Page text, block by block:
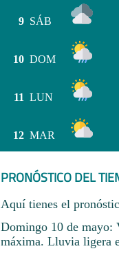
9 SÁB
10 DOM
11 LUN
12 MAR
PRONÓSTICO DEL
Aquí tienes el
Domingo 10 de mayo:
máxima. Lluvia ligera